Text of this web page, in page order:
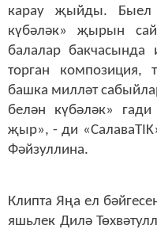
карау җыйды. Быел
күбәләк» җырын
балалар бакчасында
торган композиция,
башка милләт
белән күбәләк»
җыр», - ди
Фәйзуллина.
Клипта Яңа ел
яшьлек Дилә